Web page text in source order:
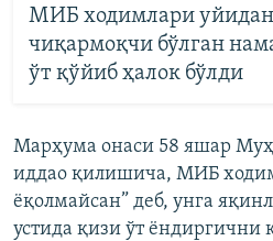
МИБ ходимлари
чиқармоқчи бўлган
ўт қўйиб ҳалок бўлди
Марҳума онаси 58 яшар
иддао қилишича, МИБ
ёқолмайсан” деб, унга
устида қизи ўт ёндиргични